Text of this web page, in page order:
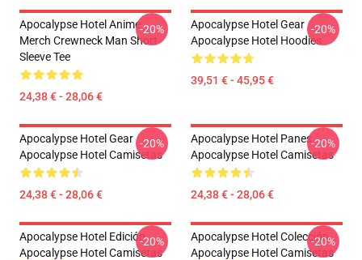
Apocalypse Hotel Anime
Merch Crewneck Man Short
Sleeve Tee
24,38 € - 28,06 €
-20%
Apocalypse Hotel Gear
Apocalypse Hotel Hoodies
39,51 € - 45,95 €
-20%
Apocalypse Hotel Gear
Apocalypse Hotel Camisetas
24,38 € - 28,06 €
-20%
Apocalypse Hotel Panes
Apocalypse Hotel Camisetas
24,38 € - 28,06 €
-20%
Apocalypse Hotel Edición
Apocalypse Hotel Camisetas
-20%
Apocalypse Hotel Colección
Apocalypse Hotel Camisetas
-20%